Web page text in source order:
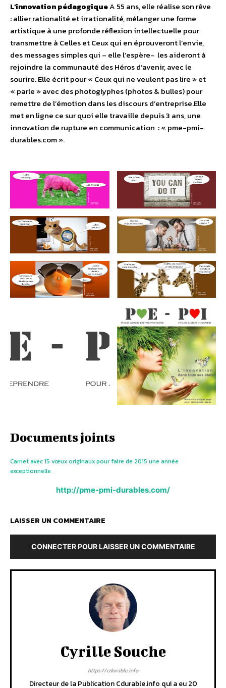
L’innovation pédagogiqueA 55 ans, elle réalise son rêve
: allier rationalité et irrationalité, mélanger une forme
artistique à une profonde réflexion intellectuelle pour
transmettre à Celles et Ceux qui en éprouveront l’envie,
des messages simples qui – elle l’espère- les aideront à
rejoindre la communauté des Héros d’avenir, avec le
sourire. Elle écrit pour « Ceux qui ne veulent pas lire » et
« parle » avec des photoglyphes (photos & bulles) pour
remettre de l’émotion dans les discours d’entreprise.Elle
met en ligne ce sur quoi elle travaille depuis 3 ans, une
innovation de rupture en communication : « pme-pmi-
durables.com ».
Documents joints
Carnet avec 15 vœux originaux pour faire de 2015 une année
exceptionnelle
http://pme-pmi-durables.com/
LAISSER UN COMMENTAIRE
CONNECTER POUR LAISSER UN COMMENTAIRE
Cyrille Souche
https://cdurable.info
Directeur de la Publication Cdurable.info qui a eu 20